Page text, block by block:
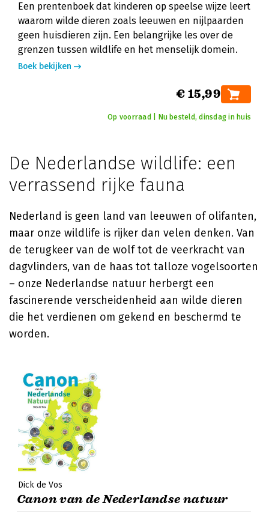
Een prentenboek dat kinderen op speelse wijze leert
waarom wilde dieren zoals leeuwen en nijlpaarden
geen huisdieren zijn. Een belangrijke les over de
grenzen tussen wildlife en het menselijk domein.
Boek bekijken
€ 15,99
Op voorraad | Nu besteld, dinsdag in huis
De Nederlandse wildlife: een
verrassend rijke fauna
Nederland is geen land van leeuwen of olifanten,
maar onze wildlife is rijker dan velen denken. Van
de terugkeer van de wolf tot de veerkracht van
dagvlinders, van de haas tot talloze vogelsoorten
– onze Nederlandse natuur herbergt een
fascinerende verscheidenheid aan wilde dieren
die het verdienen om gekend en beschermd te
worden.
Dick de Vos
Canon van de Nederlandse natuur